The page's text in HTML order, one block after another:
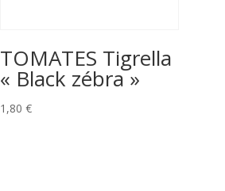
TOMATES Tigrella
« Black zébra »
1,80€